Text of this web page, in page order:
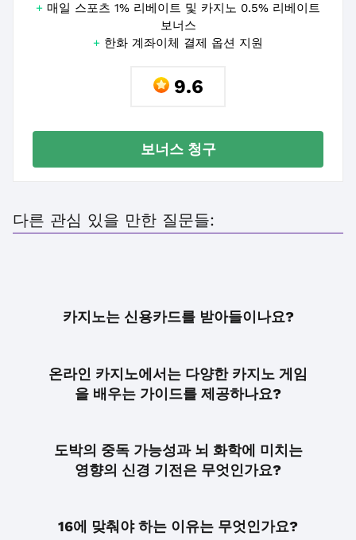
+ 매일 스포츠 1% 리베이트 및 카지노 0.5% 리베이트
보너스
+ 한화 계좌이체 결제 옵션 지원
9.6
보너스 청구
다른 관심 있을 만한 질문들:
카지노는 신용카드를 받아들이나요?
온라인 카지노에서는 다양한 카지노 게임
을 배우는 가이드를 제공하나요?
도박의 중독 가능성과 뇌 화학에 미치는
영향의 신경 기전은 무엇인가요?
16에 맞춰야 하는 이유는 무엇인가요?